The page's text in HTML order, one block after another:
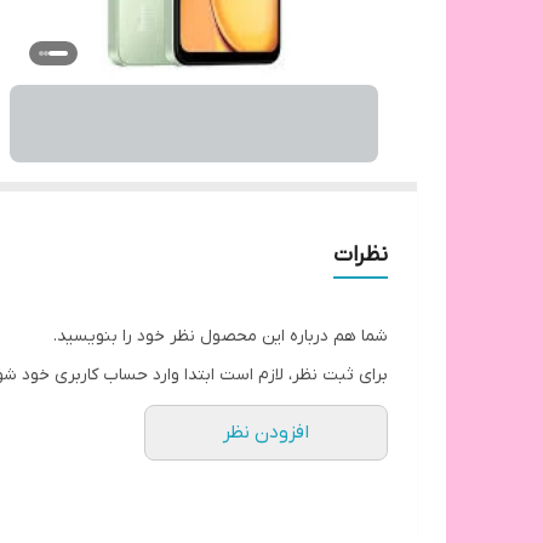
نظرات
شما هم درباره این محصول نظر خود را بنویسید.
برای ثبت نظر، لازم است ابتدا وارد حساب کاربری خود
افزودن نظر